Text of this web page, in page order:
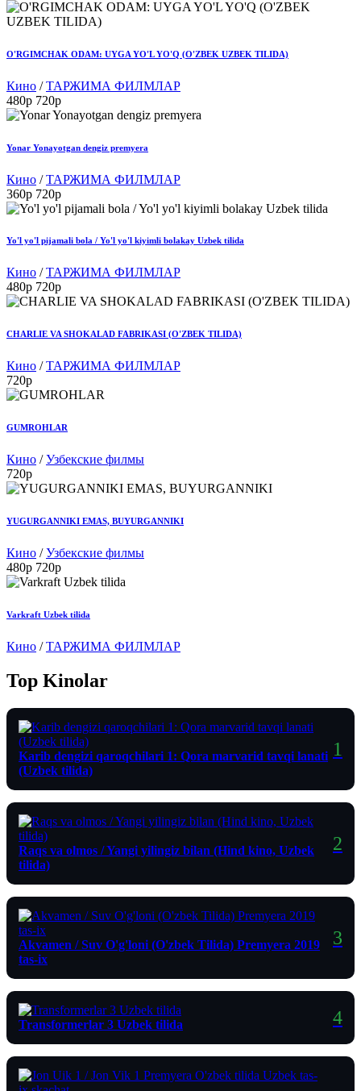
O'RGIMCHAK ODAM: UYGA YO'L YO'Q (O'ZBEK UZBEK TILIDA)
Кино /ТАРЖИМА ФИЛМЛАР
480p 720p
Yonar Yonayotgan dengiz premyera
Кино /ТАРЖИМА ФИЛМЛАР
360p 720p
Yo'l yo'l pijamali bola / Yo'l yo'l kiyimli bolakay Uzbek tilida
Кино /ТАРЖИМА ФИЛМЛАР
480p 720p
CHARLIE VA SHOKALAD FABRIKASI (O'ZBEK TILIDA)
Кино /ТАРЖИМА ФИЛМЛАР
720p
GUMROHLAR
Кино /Узбекские филмы
720p
YUGURGANNIKI EMAS, BUYURGANNIKI
Кино /Узбекские филмы
480p 720p
Varkraft Uzbek tilida
Кино /ТАРЖИМА ФИЛМЛАР
Top Kinolar
Karib dengizi qaroqchilari 1: Qora marvarid tavqi lanati
(Uzbek tilida)
Raqs va olmos / Yangi yilingiz bilan (Hind kino, Uzbek
tilida)
Akvamen / Suv O'g'loni (O'zbek Tilida) Premyera 2019
tas-ix
Transformerlar 3 Uzbek tilida